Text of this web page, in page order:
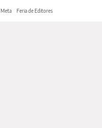
Meta Feria de Editores